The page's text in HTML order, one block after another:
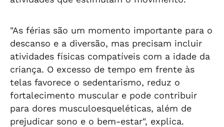
"As férias são um momento importante para o
descanso e a diversão, mas precisam incluir
atividades físicas compatíveis com a idade da
criança. O excesso de tempo em frente às
telas favorece o sedentarismo, reduz o
fortalecimento muscular e pode contribuir
para dores musculoesqueléticas, além de
prejudicar sono e o bem-estar", explica.